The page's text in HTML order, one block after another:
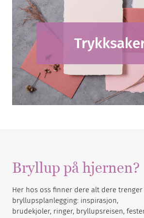
Bryllup på hjernen?
Her hos oss finner dere alt dere
bryllupsplanlegging: inspirasjon,
brudekjoler, ringer, bryllupsreisen,